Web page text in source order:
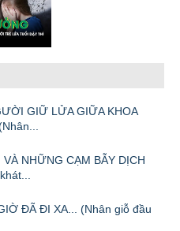
GIỮ LỬA GIỮA KHOA
NHỮNG CẠM BẪY DỊCH
ĐÃ ĐI XA... (Nhân giỗ đầu